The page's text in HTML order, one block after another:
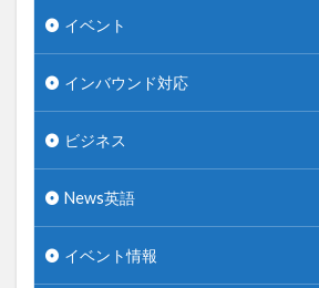
イベント
インバウンド対応
ビジネス
News英語
イベント情報